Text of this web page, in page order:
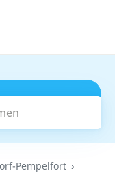
Pempelfort